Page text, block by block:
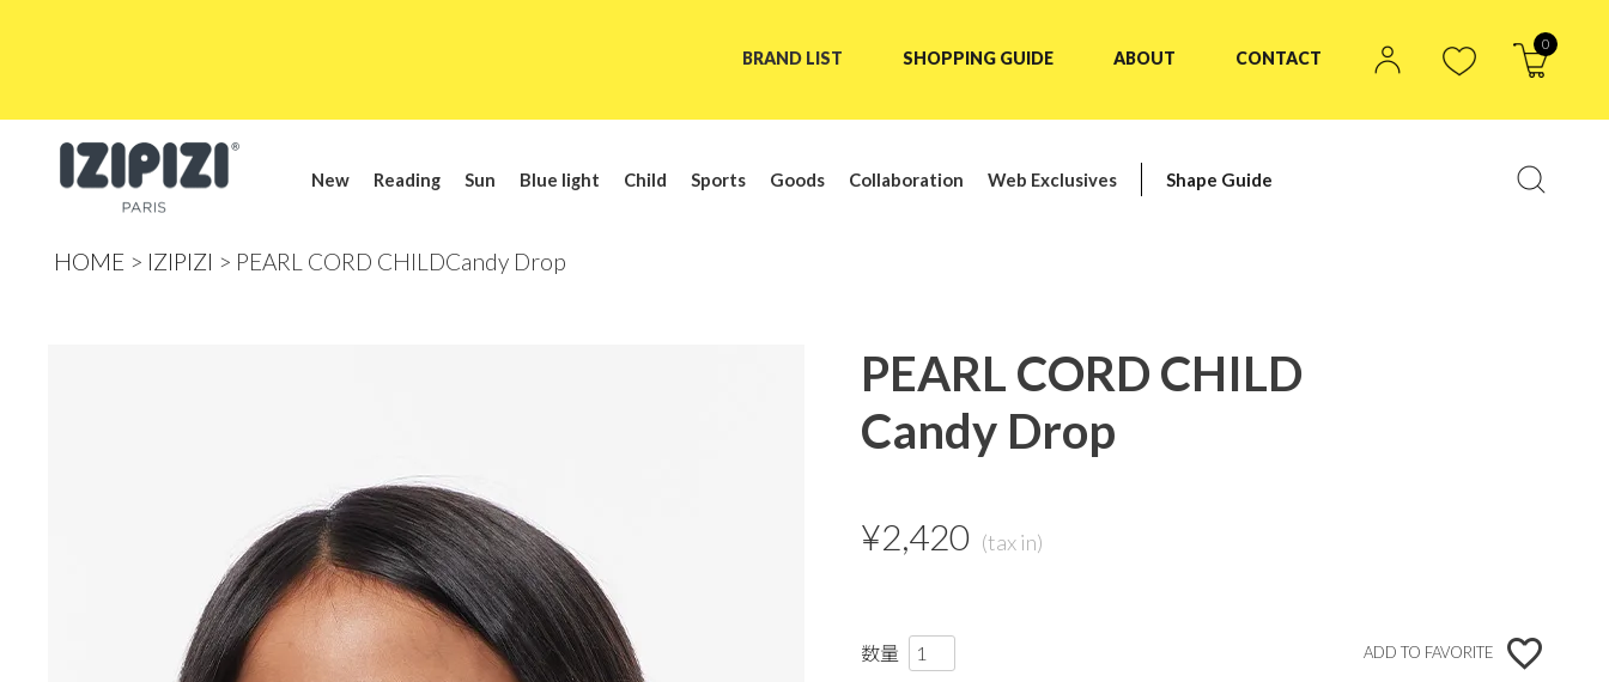
BRAND LIST SHOPPING GUIDE ABOUT CONTACT
0
New Reading Sun Blue light Child Sports Goods Collaboration Web Exclusives Shape Guide
HOME IZIPIZI PEARL CORD CHILDCandy Drop
PEARL CORD CHILD
Candy Drop
¥2,420
ADD TO FAVORITE